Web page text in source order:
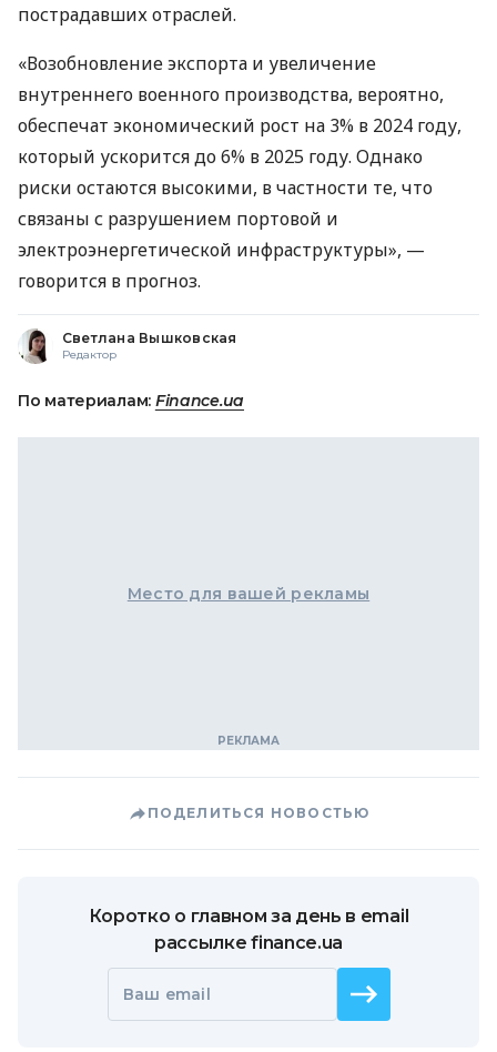
пострадавших отраслей.
«Возобновление экспорта и увеличение
внутреннего военного производства, вероятно,
обеспечат экономический рост на 3% в 2024 году,
который ускорится до 6% в 2025 году. Однако
риски остаются высокими, в частности те, что
связаны с разрушением портовой и
электроэнергетической инфраструктуры», —
говорится в прогноз.
Светлана Вышковская
Редактор
По материалам: Finance.ua
Место для вашей рекламы
ПОДЕЛИТЬСЯ НОВОСТЬЮ
Коротко о главном за день в email
рассылке finance.ua
Ваш email